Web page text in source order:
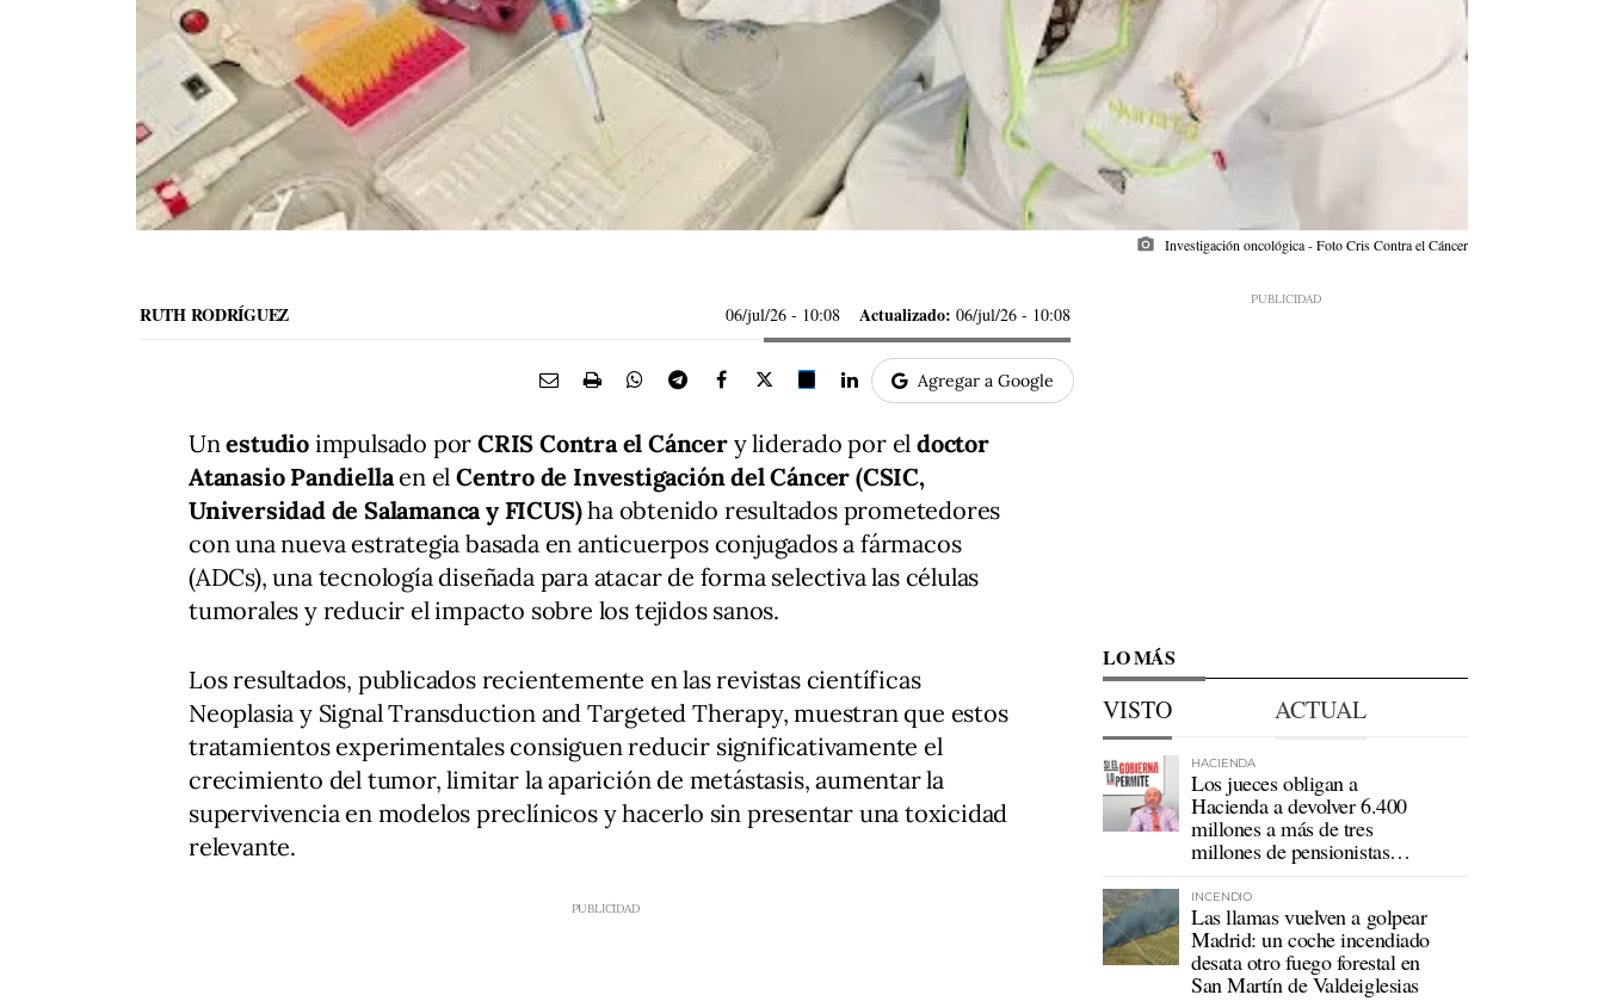
photo_camera Investigación oncológica - Foto Cris Contra el Cáncer
RUTH RODRÍGUEZ 06/jul/26 - 10:08 Actualizado: 06/jul/26 - 10:08
Agregar a Google
Unestudio impulsado porCRIS Contra el Cáncer y liderado por eldoctor
Atanasio Pandiellaen elCentro de Investigación del Cáncer (CSIC,
Universidad de Salamanca y FICUS)ha obtenido resultados prometedores
con una nueva estrategia basada en anticuerpos conjugados a fármacos
(ADCs), una tecnología diseñada para atacar de forma selectiva las células
tumorales y reducir el impacto sobre los tejidos sanos.
Los resultados, publicados recientemente en las revistas científicas
Neoplasia y Signal Transduction and Targeted Therapy, muestran que estos
tratamientos experimentales consiguen reducir significativamente el
crecimiento del tumor, limitar la aparición de metástasis, aumentar la
supervivencia en modelos preclínicos y hacerlo sin presentar una toxicidad
relevante.
LO MÁS
VISTO ACTUAL
HACIENDA
Los jueces obligan a
Hacienda a devolver 6.400
millones a más de tres
millones de pensionistas
INCENDIO
Las llamas vuelven a golpear
Madrid: un coche incendiado
desata otro fuego forestal en
San Martín de Valdeiglesias